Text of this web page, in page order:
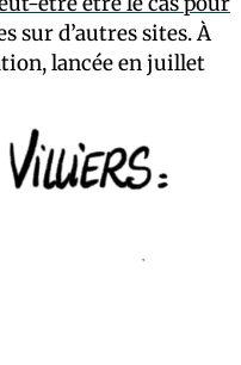
sur d’autres sites. À
lancée en juillet